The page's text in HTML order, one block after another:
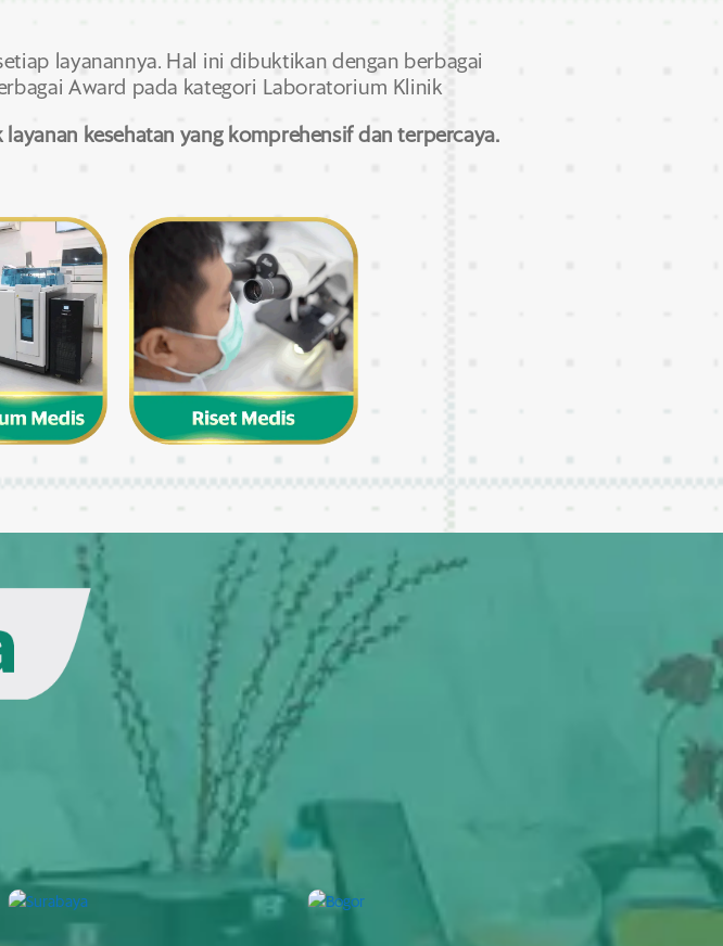
layanannya. Hal ini dibuktikan dengan berbagai
Award pada kategori Laboratorium Klinik
kesehatan yang komprehensif dan terpercaya.